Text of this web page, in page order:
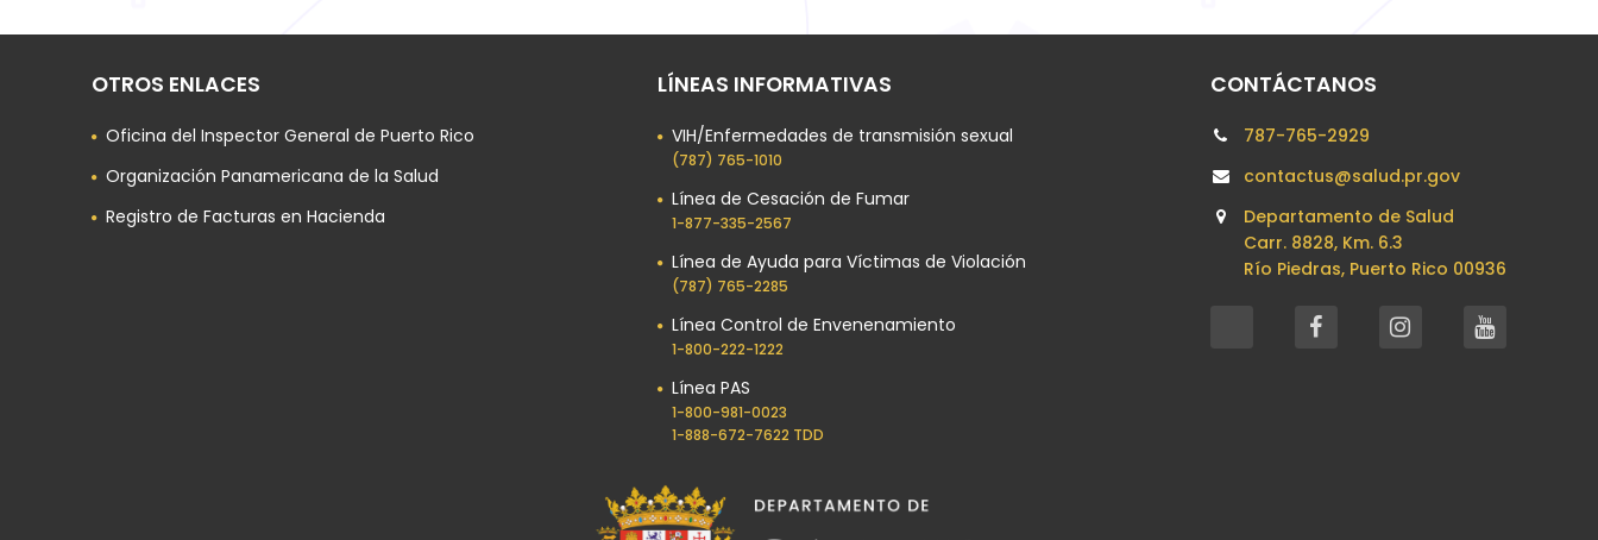
OTROS ENLACES
Oficina del Inspector General de Puerto Rico
Organización Panamericana de la Salud
Registro de Facturas en Hacienda
LÍNEAS INFORMATIVAS
VIH/Enfermedades de transmisión sexual
(787) 765-1010
Línea de Cesación de Fumar
1-877-335-2567
Línea de Ayuda para Víctimas de Violación
(787) 765-2285
Línea Control de Envenenamiento
1-800-222-1222
Línea PAS
1-800-981-0023​
1-888-672-7622 TDD
CONTÁCTANOS
787-765-2929
contactus@salud.pr.gov
Departamento de Salud
Carr. 8828, Km. 6.3
Río Piedras, Puerto Rico 00936